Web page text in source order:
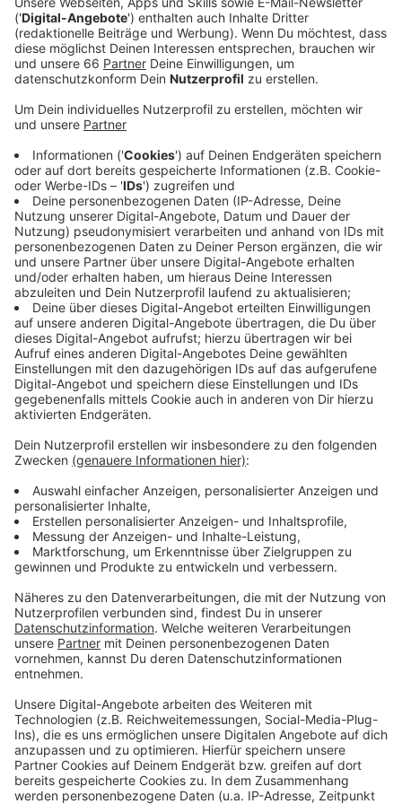
und dem Veranstalter Gespräche führt.
Hintergrund ist unter anderem die Klimakrise.
Veröffentlicht:Montag, 20.11.2023 15:26
Anzeige
Im letzten Jahr gab es laut der LINKEN hier in
Düsseldorf erstmals 22 Tage mit
Höchsttemperaturen über 30 Grad; vorher habe es im
Schnitt rund achteinhalb solcher heißen Tage pro Jahr
gegeben. Die "Rheinkirmes" findet im Juli und damit
mitten im Hochsommer statt. Im vergangenen Jahr
kostete das Glas Mineralwasser rund drei Euro. Die
LINKEN halten das für gesundheitsgefährdend. Gerade
älterere Kirmes-Gäste und Kinder müssten
ausreichend trinken. Sie fordern deshalb, dass die
Stadtwerke ihren Trinkwasser-Wagen auf dem Kirmes-
Platz aufstellen.
Anzeige
Weitere Infos und Links zum Thema
Anzeige
In Oberkassel gibt es bereits einen fest
installierten Trinkwasser-Brunnen
Verbraucherzentrale rät: Bei Hitze viel trinken!
Anzeige